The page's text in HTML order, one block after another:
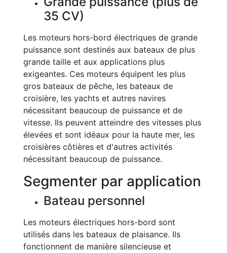
35 CV)
Les moteurs hors-bord électriques de grande
puissance sont destinés aux bateaux de plus
grande taille et aux applications plus
exigeantes. Ces moteurs équipent les plus
gros bateaux de pêche, les bateaux de
croisière, les yachts et autres navires
nécessitant beaucoup de puissance et de
vitesse. Ils peuvent atteindre des vitesses plus
élevées et sont idéaux pour la haute mer, les
croisières côtières et d'autres activités
nécessitant beaucoup de puissance.
Segmenter par application
Bateau personnel
Les moteurs électriques hors-bord sont
utilisés dans les bateaux de plaisance. Ils
fonctionnent de manière silencieuse et